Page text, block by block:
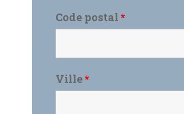
Code postal*
Ville*